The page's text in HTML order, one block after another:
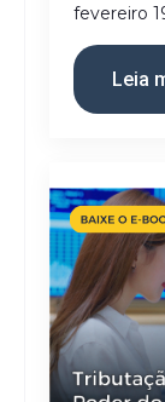
fevereiro
Leia